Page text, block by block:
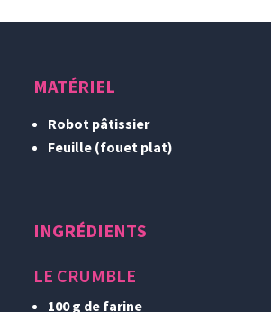
MATÉRIEL
Robot pâtissier
Feuille (fouet plat)
INGRÉDIENTS
LE CRUMBLE
100 g de farine